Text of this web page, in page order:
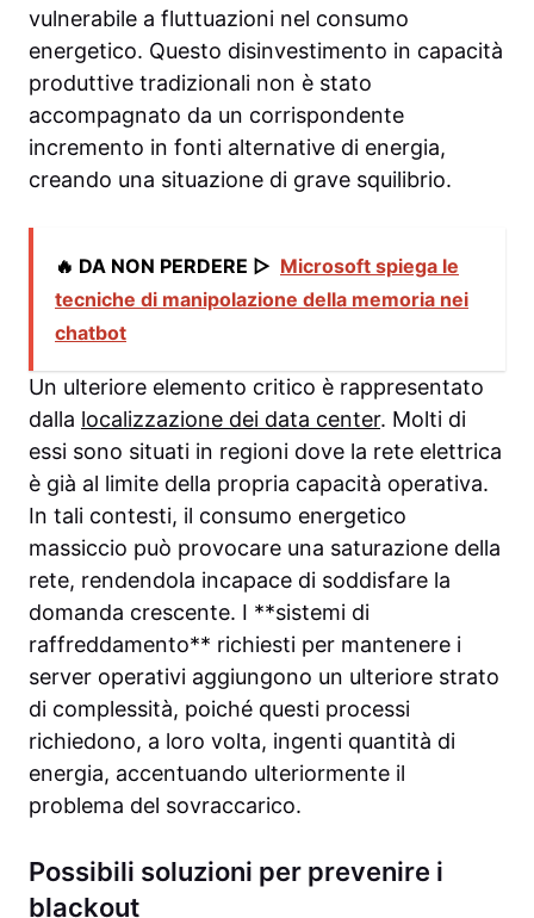
vulnerabile a fluttuazioni nel consumo
energetico. Questo disinvestimento in capacità
produttive tradizionali non è stato
accompagnato da un corrispondente
incremento in fonti alternative di energia,
creando una situazione di grave squilibrio.
🔥 DA NON PERDERE ▷ Microsoft spiega le
tecniche di manipolazione della memoria nei
chatbot
Un ulteriore elemento critico è rappresentato
dalla localizzazione dei data center. Molti di
essi sono situati in regioni dove la rete elettrica
è già al limite della propria capacità operativa.
In tali contesti, il consumo energetico
massiccio può provocare una saturazione della
rete, rendendola incapace di soddisfare la
domanda crescente. I **sistemi di
raffreddamento** richiesti per mantenere i
server operativi aggiungono un ulteriore strato
di complessità, poiché questi processi
richiedono, a loro volta, ingenti quantità di
energia, accentuando ulteriormente il
problema del sovraccarico.
Possibili soluzioni per prevenire i
blackout